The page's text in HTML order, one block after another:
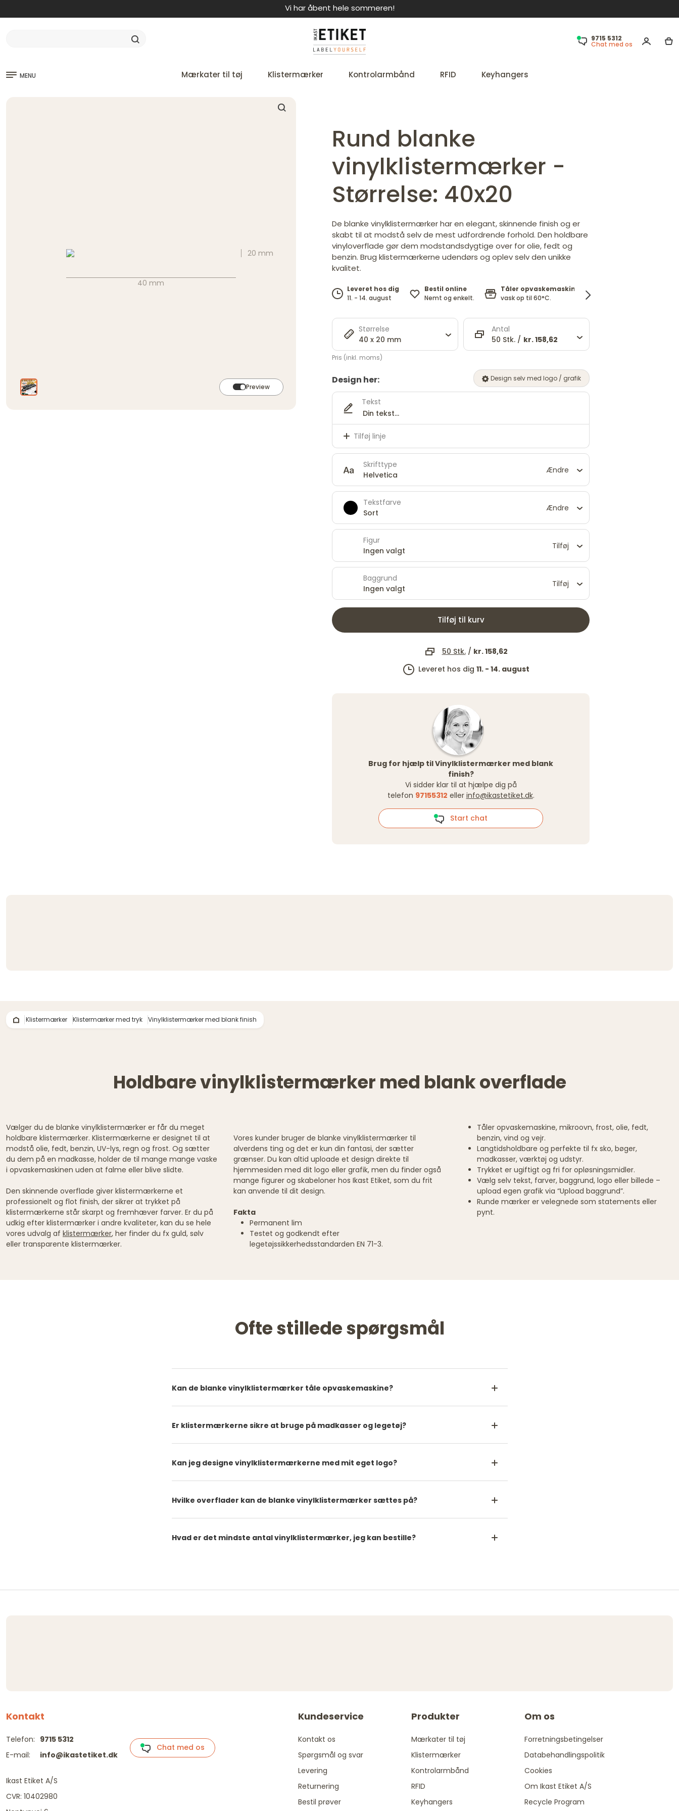
Vi har åbent hele sommeren!
9715 5312
Chat med os
MENU Mærkater til tøj Klistermærker Kontrolarmbånd RFID Keyhangers
20 mm
40 mm
Preview
Rund blanke
vinylklistermærker -
Størrelse: 40x20
De blanke vinylklistermærker har en elegant, skinnende finish og er
skabt til at modstå selv de mest udfordrende forhold. Den holdbare
vinyloverflade gør dem modstandsdygtige over for olie, fedt og
benzin. Brug klistermærkerne udendørs og oplev selv den unikke
kvalitet.
Leveret hos dig
11. - 14. august
Bestil online
Nemt og enkelt.
Tåler opvaskemaskine
vask op til 60°C.
Størrelse
40 x 20 mm
Antal
50 Stk. / kr. 158,62
Pris (inkl. moms)
Design her: Design selv med logo / grafik
Tekst
Tilføj linje
Skrifttype
Helvetica
Ændre
Tekstfarve
Sort
Ændre
Figur
Ingen valgt
Tilføj
Baggrund
Ingen valgt
Tilføj
Tilføj til kurv
50 Stk./ kr. 158,62
Leveret hos dig 11. - 14. august
Brug for hjælp til Vinylklistermærker med blank
finish?
Vi sidder klar til at hjælpe dig på
telefon 97155312 eller info@ikastetiket.dk.
Start chat
Klistermærker Klistermærker med tryk Vinylklistermærker med blank finish
Holdbare vinylklistermærker med blank overflade
Vælger du de blanke vinylklistermærker er får du meget
holdbare klistermærker. Klistermærkerne er designet til at
modstå olie, fedt, benzin, UV-lys, regn og frost. Og sætter
du dem på en madkasse, holder de til mange mange vaske
i opvaskemaskinen uden at falme eller blive slidte.
Den skinnende overflade giver klistermærkerne et
professionelt og flot finish, der sikrer at trykket på
klistermærkerne står skarpt og fremhæver farver. Er du på
udkig efter klistermærker i andre kvaliteter, kan du se hele
vores udvalg af klistermærker, her finder du fx guld, sølv
eller transparente klistermærker.
Vores kunder bruger de blanke vinylklistermærker til
alverdens ting og det er kun din fantasi, der sætter
grænser. Du kan altid uploade et design direkte til
hjemmesiden med dit logo eller grafik, men du finder også
mange figurer og skabeloner hos Ikast Etiket, som du frit
kan anvende til dit design.
Fakta
Permanent lim
Testet og godkendt efter
legetøjssikkerhedsstandarden EN 71-3.
Tåler opvaskemaskine, mikroovn, frost, olie, fedt,
benzin, vind og vejr.
Langtidsholdbare og perfekte til fx sko, bøger,
madkasser, værktøj og udstyr.
Trykket er ugiftigt og fri for opløsningsmidler.
Vælg selv tekst, farver, baggrund, logo eller billede –
upload egen grafik via “Upload baggrund”.
Runde mærker er velegnede som statements eller
pynt.
Ofte stillede spørgsmål
Kan de blanke vinylklistermærker tåle opvaskemaskine?
Er klistermærkerne sikre at bruge på madkasser og legetøj?
Kan jeg designe vinylklistermærkerne med mit eget logo?
Hvilke overflader kan de blanke vinylklistermærker sættes på?
Hvad er det mindste antal vinylklistermærker, jeg kan bestille?
Kontakt
Telefon:
E-mail:
9715 5312
info@ikastetiket.dk
Ikast Etiket A/S
CVR: 10402980
Chat med os
Kundeservice
Kontakt os
Spørgsmål og svar
Levering
Returnering
Bestil prøver
Produkter
Mærkater til tøj
Klistermærker
Kontrolarmbånd
RFID
Keyhangers
Om os
Forretningsbetingelser
Databehandlingspolitik
Cookies
Om Ikast Etiket A/S
Recycle Program